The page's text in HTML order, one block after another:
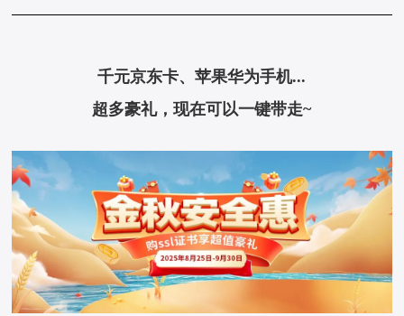
千元京东卡、苹果华为手机...
超多豪礼，现在可以一键带走~